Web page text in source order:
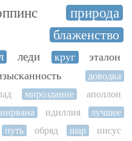
природа
блаженство
леди круг
эталон
доводка
мироздание
аполлон
нирвана идиллия
лучшее
путь обряд шар
иисус